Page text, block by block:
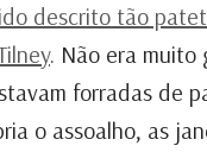
descrito tão
. Não era muito
forradas de
o assoalho, as